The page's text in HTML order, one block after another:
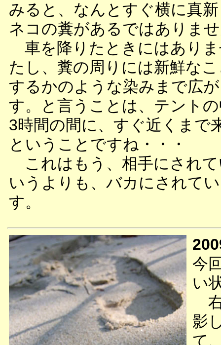
みると、なんとすぐ横に真
ネコの糞があるではありま
車を降りたときにはあり
たし、糞の周りには新鮮な
するかのような染みまで広
す。と言うことは、テント
3時間の間に、すぐ近くまで
ということですね・・・
これはもう、相手にされ
いうよりも、バカにされて
す。
今
い
右
影
て